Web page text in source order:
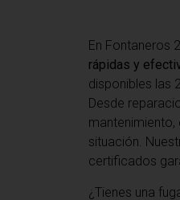
En Fontaneros
rápidas y
disponibles las
Desde
situación.
certificados
¿Tienes una